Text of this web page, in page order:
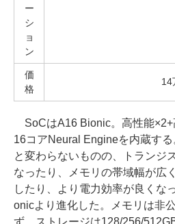
ー
シ
ョ
ン
価
格
14
SoCはA16 Bionic。高性能×2+
16コアNeural Engineを内蔵す
と変わらないものの、トランジ
なったり、メモリの帯域幅が広
したり、より電力効率が良く
onicより進化した。メモリは非
ず。ストレージは128/256/